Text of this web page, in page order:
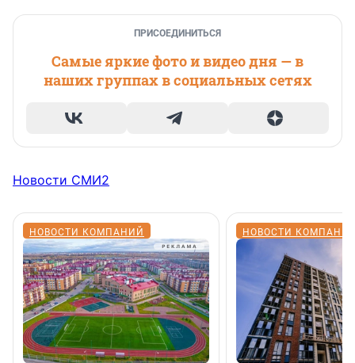
ПРИСОЕДИНИТЬСЯ
Самые яркие фото и видео дня — в
наших группах в социальных сетях
Новости СМИ2
НОВОСТИ КОМПАНИЙ НОВОСТИ